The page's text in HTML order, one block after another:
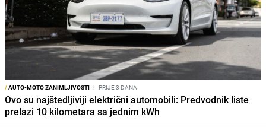
/AUTO-MOTO ZANIMLJIVOSTI I PRIJE 3 DANA
Ovo su najštedljiviji električni automobili: Predvodnik liste
prelazi 10 kilometara sa jednim kWh